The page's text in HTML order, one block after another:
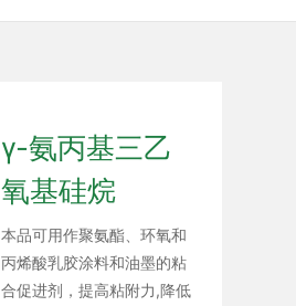
γ-氨丙基三乙
氧基硅烷
本品可用作聚氨酯、环氧和
丙烯酸乳胶涂料和油墨的粘
合促进剂，提高粘附力,降低